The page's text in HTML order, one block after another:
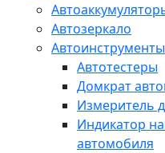
Автозеркало
Автоинструменты
Автотестеры
Домкрат
Измеритель
Индикатор
автомобиля